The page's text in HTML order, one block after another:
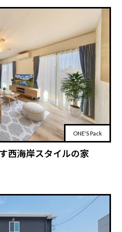
ONE'S Pack
西海岸スタイルの家